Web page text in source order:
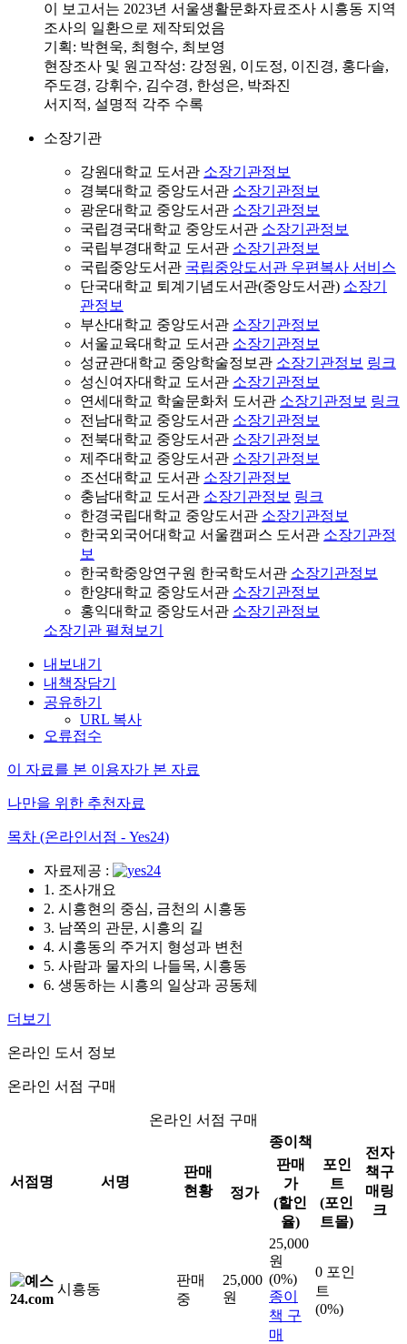
이 보고서는 2023년 서울생활문화자료조사 시흥동 지역
조사의 일환으로 제작되었음
기획: 박현욱, 최형수, 최보영
현장조사 및 원고작성: 강정원, 이도정, 이진경, 홍다솔,
주도경, 강휘수, 김수경, 한성은, 박좌진
서지적, 설명적 각주 수록
소장기관
강원대학교 도서관 소장기관정보
경북대학교 중앙도서관 소장기관정보
광운대학교 중앙도서관 소장기관정보
국립경국대학교 중앙도서관 소장기관정보
국립부경대학교 도서관 소장기관정보
국립중앙도서관 국립중앙도서관 우편복사 서비스
단국대학교 퇴계기념도서관(중앙도서관) 소장기
관정보
부산대학교 중앙도서관 소장기관정보
서울교육대학교 도서관 소장기관정보
성균관대학교 중앙학술정보관 소장기관정보 링크
성신여자대학교 도서관 소장기관정보
연세대학교 학술문화처 도서관 소장기관정보 링크
전남대학교 중앙도서관 소장기관정보
전북대학교 중앙도서관 소장기관정보
제주대학교 중앙도서관 소장기관정보
조선대학교 도서관 소장기관정보
충남대학교 도서관 소장기관정보 링크
한경국립대학교 중앙도서관 소장기관정보
한국외국어대학교 서울캠퍼스 도서관 소장기관정
보
한국학중앙연구원 한국학도서관 소장기관정보
한양대학교 중앙도서관 소장기관정보
홍익대학교 중앙도서관 소장기관정보
소장기관 펼쳐보기
내보내기
내책장담기
공유하기
URL 복사
오류접수
이 자료를 본 이용자가 본 자료
나만을 위한 추천자료
목차 (온라인서점 - Yes24)
자료제공 :
1. 조사개요
2. 시흥현의 중심, 금천의 시흥동
3. 남쪽의 관문, 시흥의 길
4. 시흥동의 주거지 형성과 변천
5. 사람과 물자의 나들목, 시흥동
6. 생동하는 시흥의 일상과 공동체
더보기
온라인 도서 정보
온라인 서점 구매
온라인 서점 구매
서점명 서명
판매
현황
종이책
전자
책구
매링
크
정가
판매
가
(할인
율)
포인
트
(포인
트몰)
시흥동
판매
중
25,000
원
25,000
원
(0%)
종이
책 구
매
0 포인
트
(0%)